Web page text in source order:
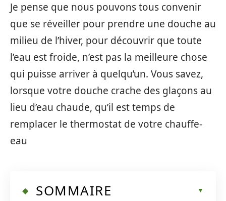
Je pense que nous pouvons tous convenir
que se réveiller pour prendre une douche au
milieu de l’hiver, pour découvrir que toute
l’eau est froide, n’est pas la meilleure chose
qui puisse arriver à quelqu’un. Vous savez,
lorsque votre douche crache des glaçons au
lieu d’eau chaude, qu’il est temps de
remplacer le thermostat de votre chauffe-
eau
SOMMAIRE